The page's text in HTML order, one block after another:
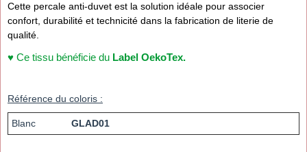
Cette percale anti-duvet est la solution idéale pour associer
confort, durabilité et technicité dans la fabrication de literie de
qualité.
♥ Ce tissu bénéficie du Label OekoTex.
Référence du coloris :
Blanc GLAD01